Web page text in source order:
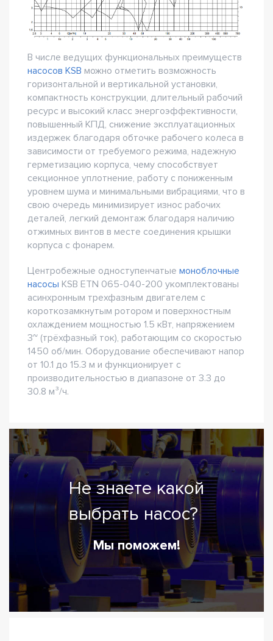
В числе ведущих функциональных преимуществ
насосов KSB можно отметить возможность
горизонтальной и вертикальной установки,
компактность конструкции, длительный рабочий
ресурс и высокий класс энергоэффективности,
повышенный КПД, снижение эксплуатационных
издержек благодаря обточке рабочего колеса в
зависимости от требуемого режима, надежную
герметизацию корпуса, чему способствует
секционное уплотнение, работу с пониженным
уровнем шума и минимальными вибрациями, что в
свою очередь минимизирует износ рабочих
деталей, легкий демонтаж благодаря наличию
отжимных винтов в месте соединения крышки
корпуса с фонарем.
Центробежные одноступенчатые моноблочные
насосы KSB ETN 065-040-200 укомплектованы
асинхронным трехфазным двигателем с
короткозамкнутым ротором и поверхностным
охлаждением мощностью 1.5 кВт, напряжением
3~ (трёхфазный ток), работающим со скоростью
1450 об/мин. Оборудование обеспечивают напор
от 10.1 до 15.3 м и функционирует с
производительностью в диапазоне от 3.3 до
30.8 м³/ч.
Не знаете какой
выбрать насос?
Мы поможем!